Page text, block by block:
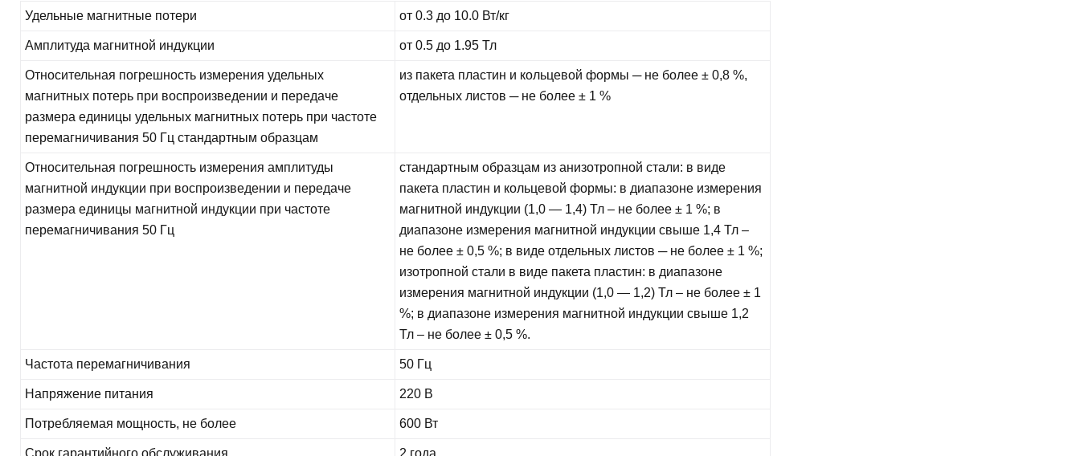
Удельные магнитные потери от 0.3 до 10.0 Вт/кг
Амплитуда магнитной индукции от 0.5 до 1.95 Тл
Относительная погрешность измерения удельных
магнитных потерь при воспроизведении и передаче
размера единицы удельных магнитных потерь при частоте
перемагничивания 50 Гц стандартным образцам
из пакета пластин и кольцевой формы ─ не более ± 0,8 %,
отдельных листов ─ не более ± 1 %
Относительная погрешность измерения амплитуды
магнитной индукции при воспроизведении и передаче
размера единицы магнитной индукции при частоте
перемагничивания 50 Гц
стандартным образцам из анизотропной стали: в виде
пакета пластин и кольцевой формы: в диапазоне измерения
магнитной индукции (1,0 — 1,4) Тл – не более ± 1 %; в
диапазоне измерения магнитной индукции свыше 1,4 Тл –
не более ± 0,5 %; в виде отдельных листов ─ не более ± 1 %;
изотропной стали в виде пакета пластин: в диапазоне
измерения магнитной индукции (1,0 — 1,2) Тл – не более ± 1
%; в диапазоне измерения магнитной индукции свыше 1,2
Тл – не более ± 0,5 %.
Частота перемагничивания 50 Гц
Напряжение питания 220 В
Потребляемая мощность, не более 600 Вт
Срок гарантийного обслуживания 2 года